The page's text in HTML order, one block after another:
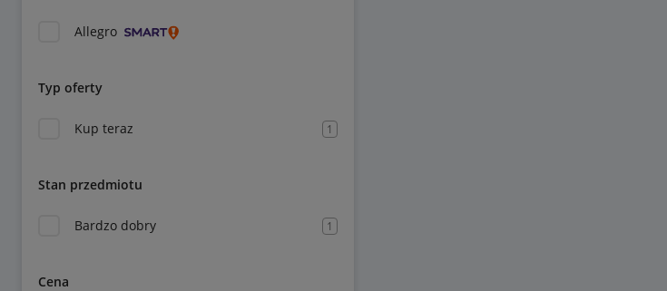
Allegro
Typ oferty
Kup teraz 1
Stan przedmiotu
Bardzo dobry 1
Cena